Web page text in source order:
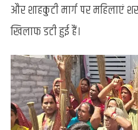
और शाहकुटी मार्ग पर महिलाएं
खिलाफ डटी हुई हैं।